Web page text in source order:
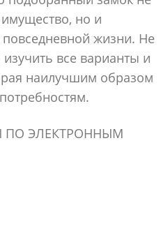
но и
повседневной жизни. Не
все варианты и
наилучшим образом
ПО ЭЛЕКТРОННЫМ